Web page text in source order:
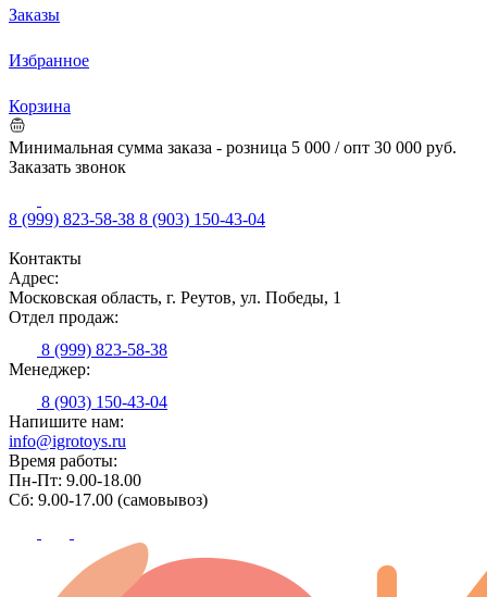
Заказы
Избранное
Корзина
Минимальная сумма заказа - розница 5 000 / опт 30 000 руб.
Заказать звонок
8 (999) 823-58-38 8 (903) 150-43-04
Контакты
Адрес:
Московская область, г. Реутов, ул. Победы, 1
Отдел продаж:
8 (999) 823-58-38
Менеджер:
8 (903) 150-43-04
Напишите нам:
info@igrotoys.ru
Время работы:
Пн-Пт: 9.00-18.00
Сб: 9.00-17.00 (самовывоз)